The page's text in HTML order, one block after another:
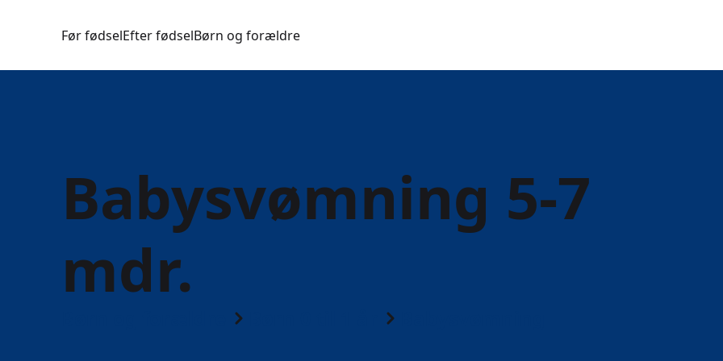
Før fødselEfter fødselBørn og forældre
Babysvømning 5-7
mdr.